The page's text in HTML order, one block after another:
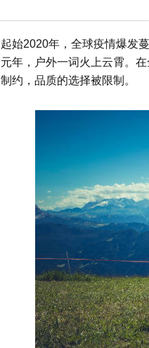
起始2020年，全球疫情爆发
元年，户外一词火上云霄。
制约，品质的选择被限制。